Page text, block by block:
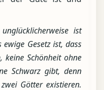
ist
Gesetz ist, dass
keine Schönheit ohne
Schwarz gibt, denn
Götter existieren.